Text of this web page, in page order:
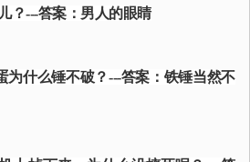
？---答案：男人的眼睛
为什么锤不破？---答案：铁锤当然不